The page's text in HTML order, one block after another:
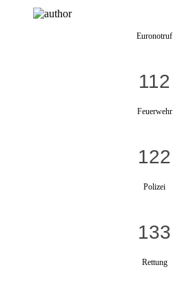
Euronotruf
112
Feuerwehr
122
Polizei
133
Rettung